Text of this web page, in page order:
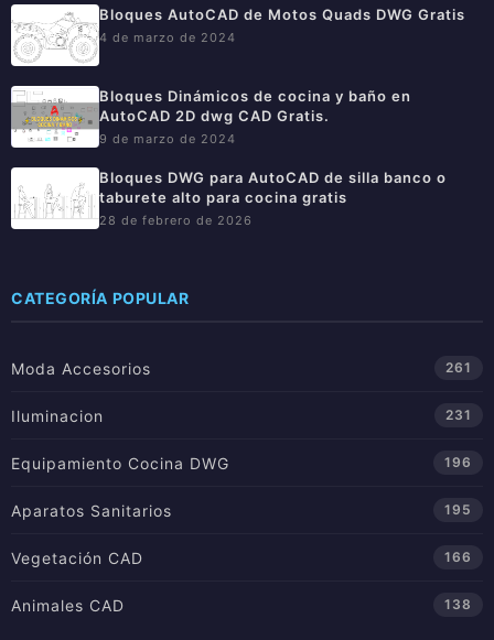
Bloques AutoCAD de Motos Quads DWG Gratis
4 de marzo de 2024
Bloques Dinámicos de cocina y baño en
AutoCAD 2D dwg CAD Gratis.
9 de marzo de 2024
Bloques DWG para AutoCAD de silla banco o
taburete alto para cocina gratis
28 de febrero de 2026
CATEGORÍA POPULAR
Moda Accesorios 261
Iluminacion 231
Equipamiento Cocina DWG 196
Aparatos Sanitarios 195
Vegetación CAD 166
Animales CAD 138